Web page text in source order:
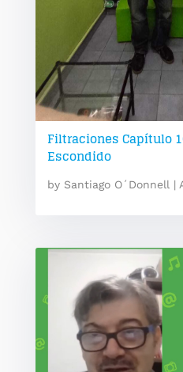
Filtraciones Capítulo
Escondido
by Santiago O´Donnell |